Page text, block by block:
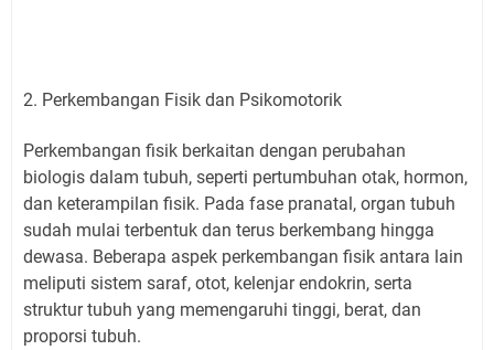
2. Perkembangan Fisik dan Psikomotorik
Perkembangan fisik berkaitan dengan perubahan
biologis dalam tubuh, seperti pertumbuhan otak, hormon,
dan keterampilan fisik. Pada fase pranatal, organ tubuh
sudah mulai terbentuk dan terus berkembang hingga
dewasa. Beberapa aspek perkembangan fisik antara lain
meliputi sistem saraf, otot, kelenjar endokrin, serta
struktur tubuh yang memengaruhi tinggi, berat, dan
proporsi tubuh.